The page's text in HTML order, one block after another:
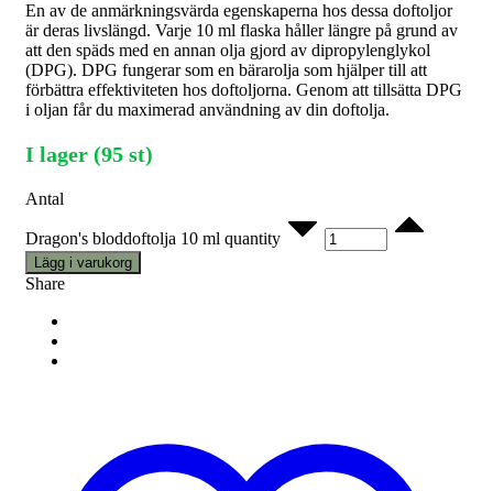
En av de anmärkningsvärda egenskaperna hos dessa doftoljor
är deras livslängd. Varje 10 ml flaska håller längre på grund av
att den späds med en annan olja gjord av dipropylenglykol
(DPG). DPG fungerar som en bärarolja som hjälper till att
förbättra effektiviteten hos doftoljorna. Genom att tillsätta DPG
i oljan får du maximerad användning av din doftolja.
I lager (95 st)
Antal
Dragon's bloddoftolja 10 ml quantity
Lägg i varukorg
Share